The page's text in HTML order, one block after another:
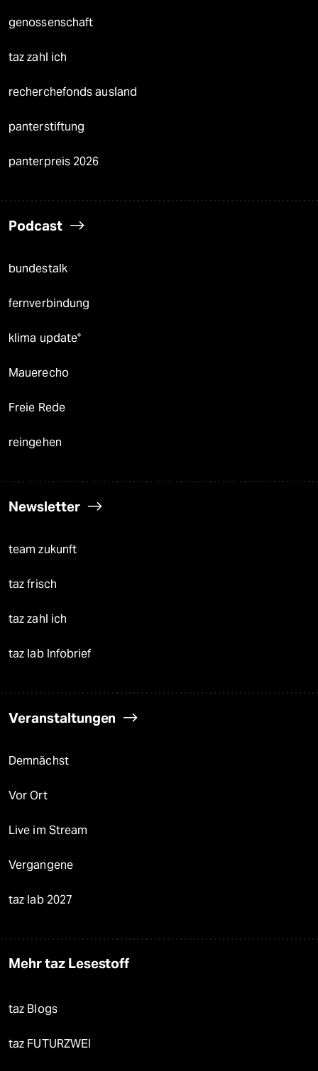
genossenschaft
taz zahl ich
recherchefonds ausland
panterstiftung
panterpreis 2026
Podcast
bundestalk
fernverbindung
klima update°
Mauerecho
Freie Rede
reingehen
Newsletter
team zukunft
taz frisch
taz zahl ich
taz lab Infobrief
Veranstaltungen
Demnächst
Vor Ort
Live im Stream
Vergangene
taz lab 2027
Mehr taz Lesestoff
taz Blogs
taz FUTURZWEI